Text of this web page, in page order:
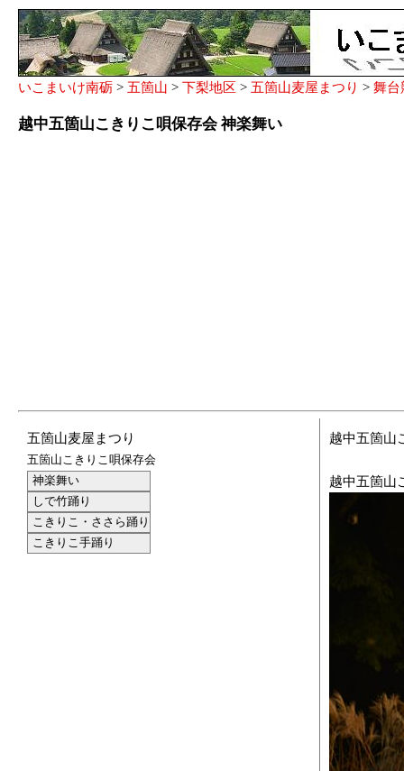
いこまいけ南砺 > 五箇山 > 下梨地区 > 五箇山麦屋まつり > 舞台
越中五箇山こきりこ唄保存会 神楽舞い
越中五箇山
越中五箇山
五箇山麦屋まつり
五箇山こきりこ唄保存会
神楽舞い
しで竹踊り
こきりこ・ささら踊り
こきりこ手踊り